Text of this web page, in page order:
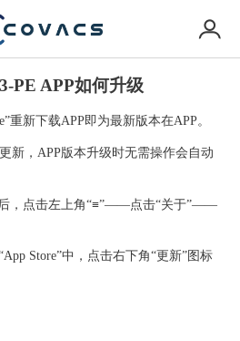
PE APP如何升级
重新下载APP即为最新版本在APP。
新，APP版本升级时无需操作会自动
，点击左上角“≡”——点击“关于”——
Store”中，点击右下角“更新”图标